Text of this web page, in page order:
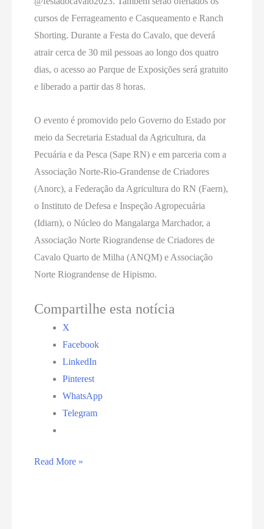
cursos de Ferrageamento e Casqueamento e Ranch
Shorting. Durante a Festa do Cavalo, que deverá
atrair cerca de 30 mil pessoas ao longo dos quatro
dias, o acesso ao Parque de Exposições será gratuito
e liberado a partir das 8 horas.
O evento é promovido pelo Governo do Estado por
meio da Secretaria Estadual da Agricultura, da
Pecuária e da Pesca (Sape RN) e em parceria com a
Associação Norte-Rio-Grandense de Criadores
(Anorc), a Federação da Agricultura do RN (Faern),
o Instituto de Defesa e Inspeção Agropecuária
(Idiarn), o Núcleo do Mangalarga Marchador, a
Associação Norte Riograndense de Criadores de
Cavalo Quarto de Milha (ANQM) e Associação
Norte Riograndense de Hipismo.
Compartilhe esta notícia
X
Facebook
LinkedIn
Pinterest
WhatsApp
Telegram
Circuito
Read More »